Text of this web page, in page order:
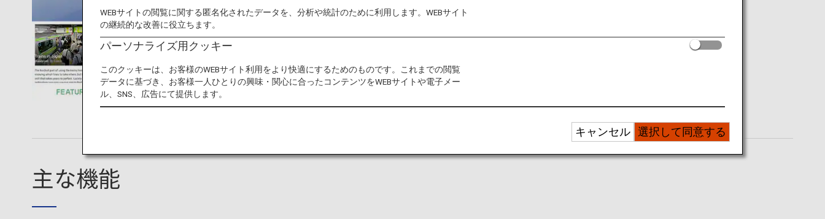
主な機能
WEBサイトの閲覧に関する匿名化されたデータを、分析や統計のために利用します。WEBサイト
の継続的な改善に役立ちます。
パーソナライズ用クッキー
このクッキーは、お客様のWEBサイト利用をより快適にするためのものです。これまでの閲覧
データに基づき、お客様一人ひとりの興味・関心に合ったコンテンツをWEBサイトや電子メー
ル、SNS、広告にて提供します。
選択して同意する
キャンセル